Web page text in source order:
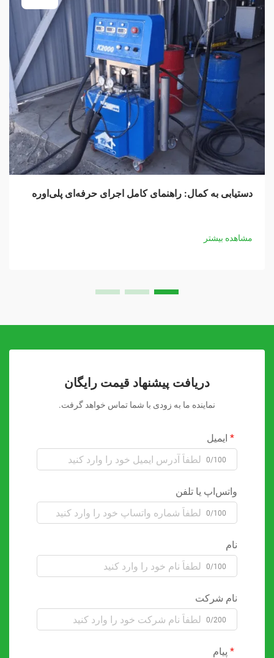
دستیابی به کمال: راهنمای کامل اجرای حرفه‌ای پلی‌اوره
مشاهده بیشتر
دریافت پیشنهاد قیمت رایگان
نماینده ما به زودی با شما تماس خواهد گرفت.
ایمیل
0/100
واتس‌اپ یا تلفن
0/100
نام
0/100
نام شرکت
0/200
پیام